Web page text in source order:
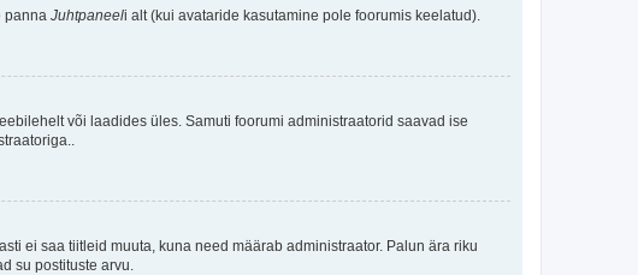
panna Juhtpaneeli alt (kui avataride kasutamine pole foorumis keelatud).
või laadides üles. Samuti foorumi administraatorid saavad ise
ei saa tiitleid muuta, kuna need määrab administraator. Palun ära riku
su postituste arvu.